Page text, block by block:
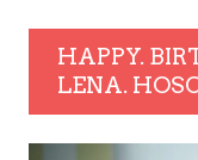
HAPPY.
LENA.